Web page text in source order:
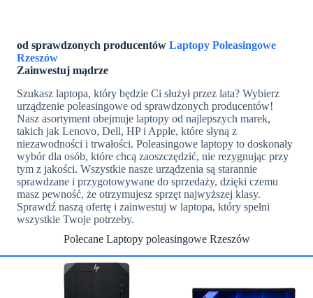
od sprawdzonych producentów Laptopy Poleasingowe
Rzeszów
Zainwestuj mądrze
Szukasz laptopa, który będzie Ci służył przez lata? Wybierz
urządzenie poleasingowe od sprawdzonych producentów!
Nasz asortyment obejmuje laptopy od najlepszych marek,
takich jak Lenovo, Dell, HP i Apple, które słyną z
niezawodności i trwałości. Poleasingowe laptopy to doskonały
wybór dla osób, które chcą zaoszczędzić, nie rezygnując przy
tym z jakości. Wszystkie nasze urządzenia są starannie
sprawdzane i przygotowywane do sprzedaży, dzięki czemu
masz pewność, że otrzymujesz sprzęt najwyższej klasy.
Sprawdź naszą ofertę i zainwestuj w laptopa, który spełni
wszystkie Twoje potrzeby.
Polecane Laptopy poleasingowe Rzeszów